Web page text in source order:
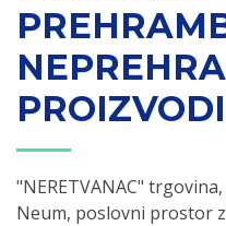
"NERETVANAC"
Neum, poslovni prostor